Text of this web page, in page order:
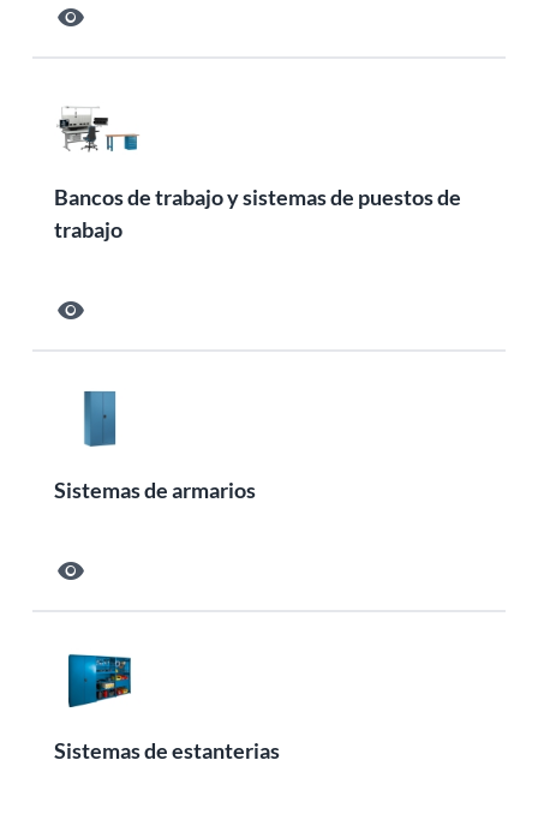
visibility
Bancos de trabajo y sistemas de puestos de
trabajo
visibility
Sistemas de armarios
visibility
Sistemas de estanterias